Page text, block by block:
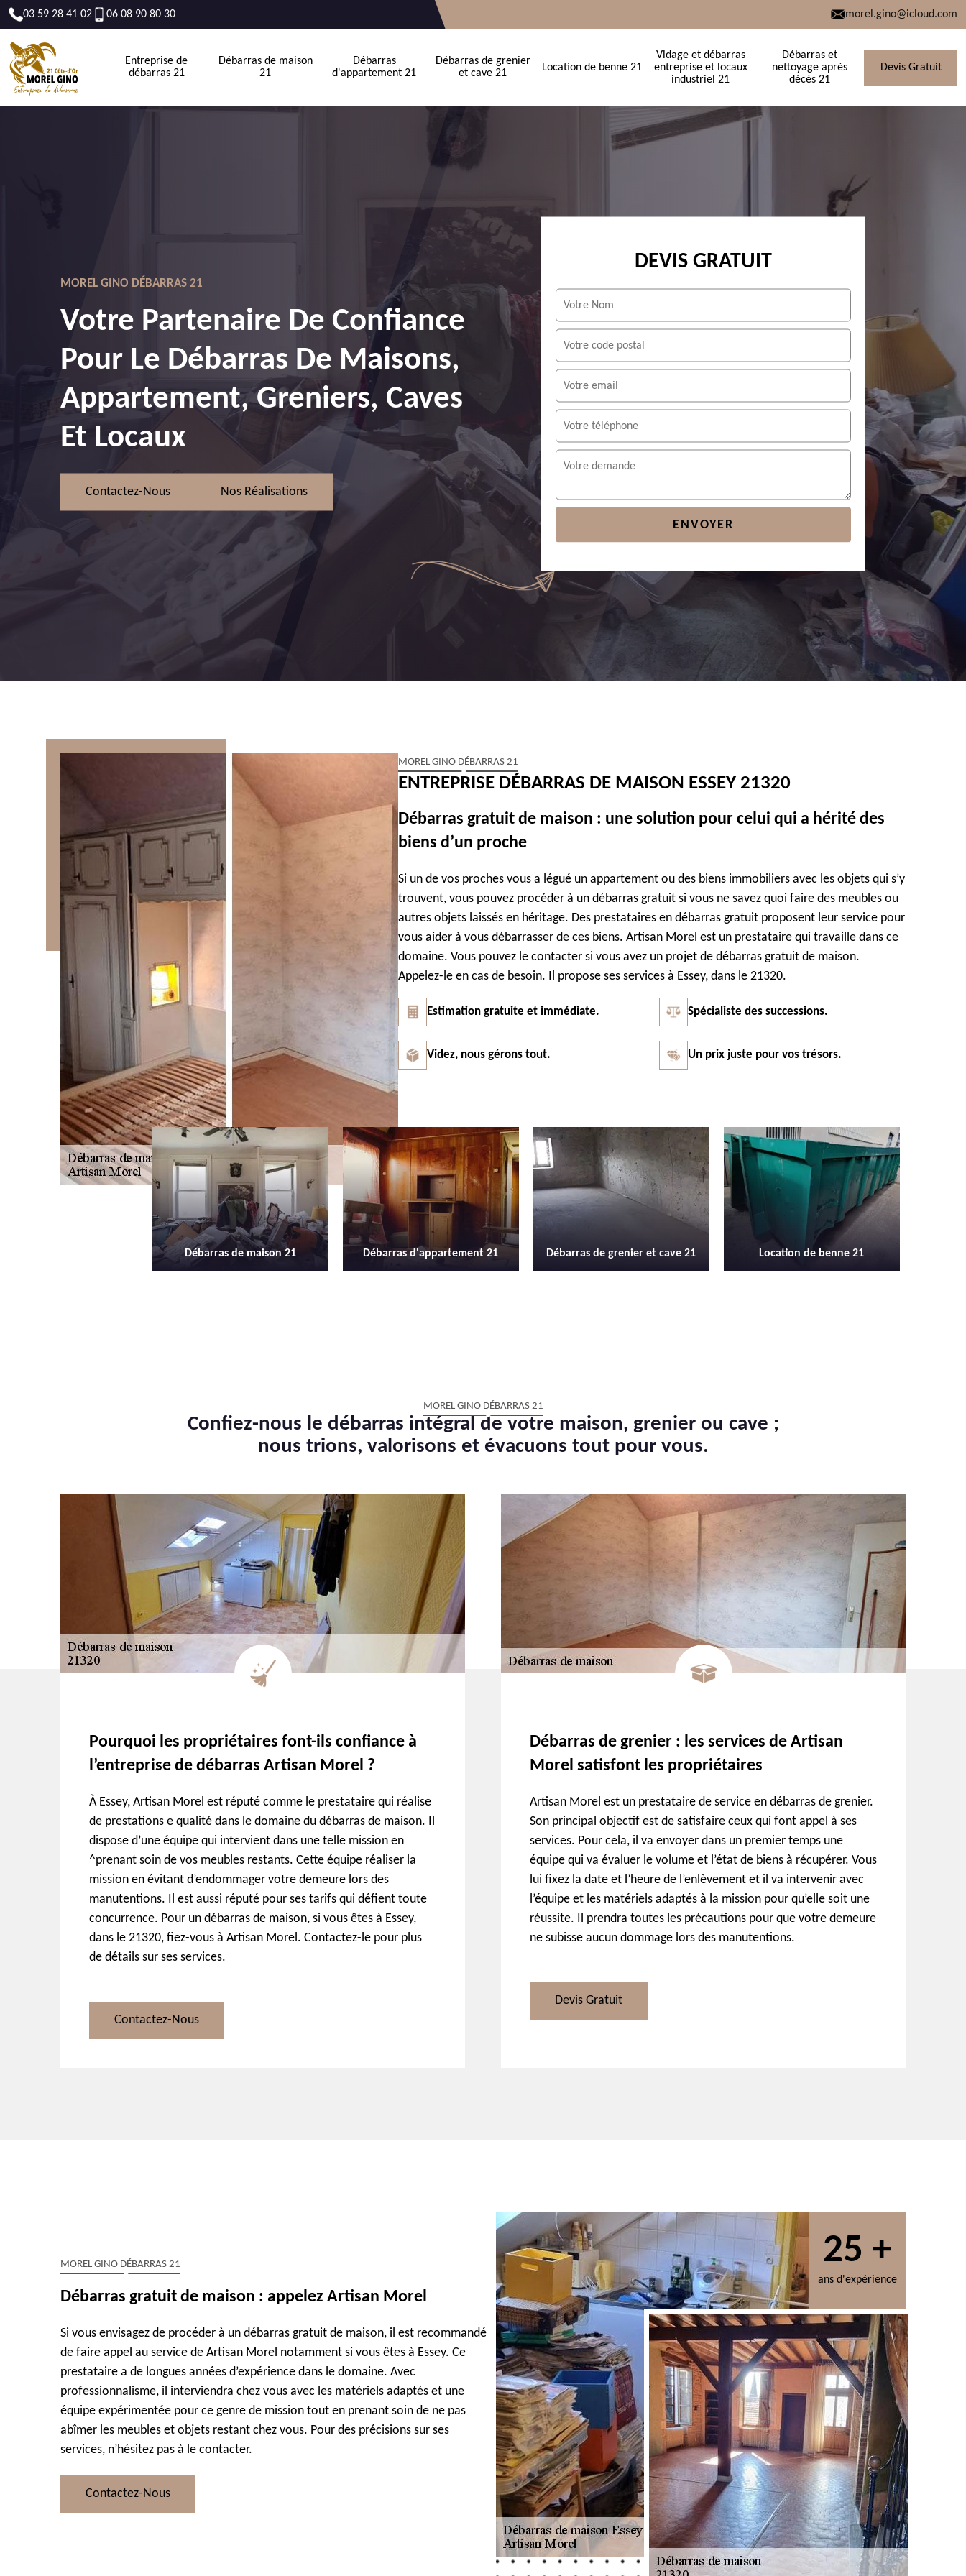
03 59 28 41 02 06 08 90 80 30 morel.gino@icloud.com
Entreprise de
débarras 21
Débarras de maison
21
Débarras
d'appartement 21
Débarras de grenier
et cave 21
Location de benne 21
Vidage et débarras
entreprise et locaux
industriel 21
Débarras et
nettoyage après
décès 21
Devis Gratuit
MOREL GINO DÉBARRAS 21
Votre Partenaire De Confiance
Pour Le Débarras De Maisons,
Appartement, Greniers, Caves
Et Locaux
Contactez-Nous Nos Réalisations
DEVIS GRATUIT
MOREL GINO DÉBARRAS 21
ENTREPRISE DÉBARRAS DE MAISON ESSEY 21320
Débarras gratuit de maison : une solution pour celui qui a hérité des
biens d’un proche
Si un de vos proches vous a légué un appartement ou des biens immobiliers avec les objets qui s’y
trouvent, vous pouvez procéder à un débarras gratuit si vous ne savez quoi faire des meubles ou
autres objets laissés en héritage. Des prestataires en débarras gratuit proposent leur service pour
vous aider à vous débarrasser de ces biens. Artisan Morel est un prestataire qui travaille dans ce
domaine. Vous pouvez le contacter si vous avez un projet de débarras gratuit de maison.
Appelez-le en cas de besoin. Il propose ses services à Essey, dans le 21320.
Estimation gratuite et immédiate. Spécialiste des successions.
Videz, nous gérons tout. Un prix juste pour vos trésors.
Débarras d'appartement 21 Débarras de grenier et cave 21 Location de benne 21
Vidage et débarras entreprise et
locaux industriel 21
MOREL GINO DÉBARRAS 21
Confiez-nous le débarras intégral de votre maison, grenier ou cave ;
nous trions, valorisons et évacuons tout pour vous.
Pourquoi les propriétaires font-ils confiance à
l’entreprise de débarras Artisan Morel ?
À Essey, Artisan Morel est réputé comme le prestataire qui réalise
de prestations e qualité dans le domaine du débarras de maison. Il
dispose d’une équipe qui intervient dans une telle mission en
^prenant soin de vos meubles restants. Cette équipe réaliser la
mission en évitant d’endommager votre demeure lors des
manutentions. Il est aussi réputé pour ses tarifs qui défient toute
concurrence. Pour un débarras de maison, si vous êtes à Essey,
dans le 21320, fiez-vous à Artisan Morel. Contactez-le pour plus
de détails sur ses services.
Contactez-Nous
Débarras de grenier : les services de Artisan
Morel satisfont les propriétaires
Artisan Morel est un prestataire de service en débarras de grenier.
Son principal objectif est de satisfaire ceux qui font appel à ses
services. Pour cela, il va envoyer dans un premier temps une
équipe qui va évaluer le volume et l’état de biens à récupérer. Vous
lui fixez la date et l’heure de l’enlèvement et il va intervenir avec
l’équipe et les matériels adaptés à la mission pour qu’elle soit une
réussite. Il prendra toutes les précautions pour que votre demeure
ne subisse aucun dommage lors des manutentions.
Devis Gratuit
MOREL GINO DÉBARRAS 21
Débarras gratuit de maison : appelez Artisan Morel
Si vous envisagez de procéder à un débarras gratuit de maison, il est recommandé
de faire appel au service de Artisan Morel notamment si vous êtes à Essey. Ce
prestataire a de longues années d’expérience dans le domaine. Avec
professionnalisme, il interviendra chez vous avec les matériels adaptés et une
équipe expérimentée pour ce genre de mission tout en prenant soin de ne pas
abîmer les meubles et objets restant chez vous. Pour des précisions sur ses
services, n’hésitez pas à le contacter.
Contactez-Nous
25 +
ans d'expérience